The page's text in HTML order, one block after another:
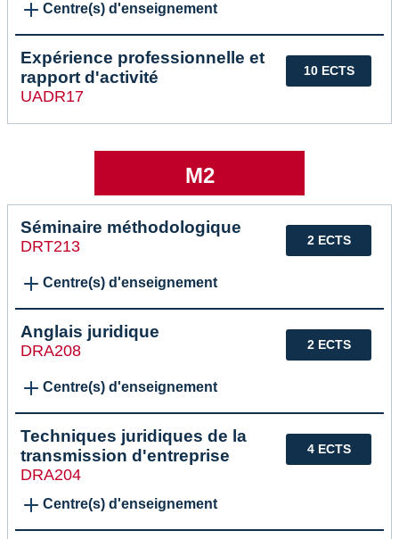
Centre(s) d'enseignement
10 ECTS
Expérience professionnelle et
rapport d'activité
UADR17
M2
2 ECTS
Séminaire méthodologique
DRT213
Centre(s) d'enseignement
2 ECTS
Anglais juridique
DRA208
Centre(s) d'enseignement
4 ECTS
Techniques juridiques de la
transmission d'entreprise
DRA204
Centre(s) d'enseignement